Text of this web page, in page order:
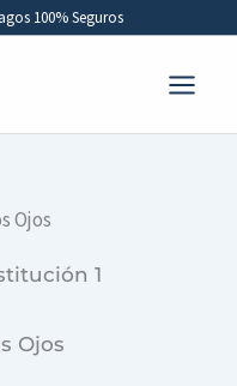
100% Seguros
Ojos
1
Ojos